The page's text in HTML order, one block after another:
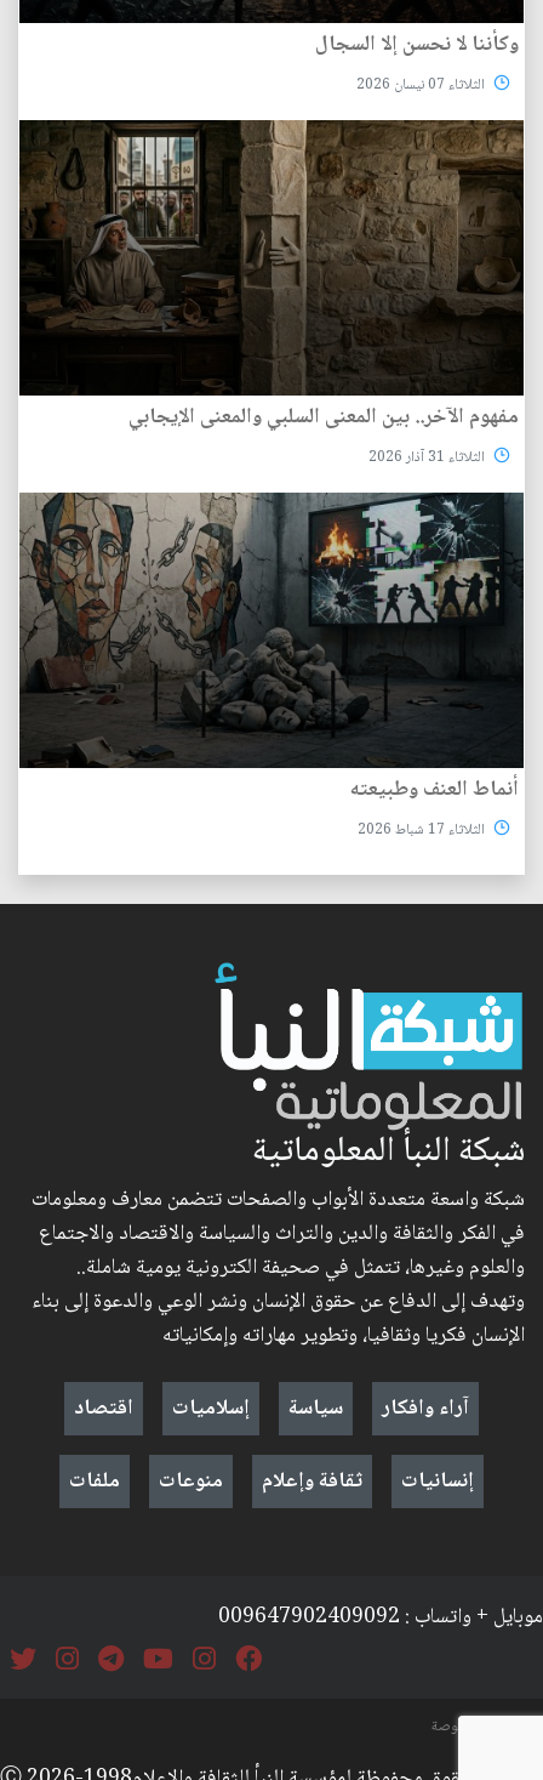
وكأننا لا نحسن إلا السجال
الثلاثاء 07 نيسان 2026
مفهوم الآخر.. بين المعنى السلبي والمعنى الإيجابي
الثلاثاء 31 آذار 2026
أنماط العنف وطبيعته
الثلاثاء 17 شباط 2026
شبكة النبأ المعلوماتية
شبكة واسعة متعددة الأبواب والصفحات تتضمن معارف ومعلومات
في الفكر والثقافة والدين والتراث والسياسة والاقتصاد والاجتماع
والعلوم وغيرها، تتمثل في صحيفة الكترونية يومية شاملة..
وتهدف إلى الدفاع عن حقوق الإنسان ونشر الوعي والدعوة إلى بناء
الإنسان فكريا وثقافيا، وتطوير مهاراته وإمكانياته
آراء وافكار
سياسة إسلاميات
اقتصاد
إنسانيات
ثقافة وإعلام منوعات ملفات
موبايل + واتساب : 009647902409092
السياسة والخصوصة